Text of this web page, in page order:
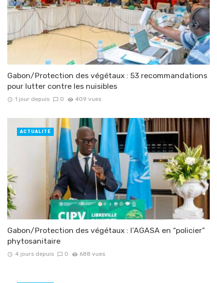
Gabon/Protection des végétaux : 53 recommandations
pour lutter contre les nuisibles
1 jour depuis 0 409 vues
Gabon/Protection des végétaux : l’AGASA en “policier”
phytosanitaire
4 jours depuis 0 688 vues
ACTUALITÉ